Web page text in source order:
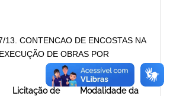
13. CONTENCAO DE ENCOSTAS NA
DE OBRAS POR
Licitação de
Modalidade da